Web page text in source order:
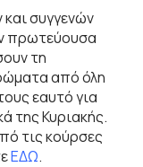
συγγενών
πρωτεύουσα
τη
από όλη
εαυτό για
της Κυριακής.
τις κούρσες
ΕΔΩ.